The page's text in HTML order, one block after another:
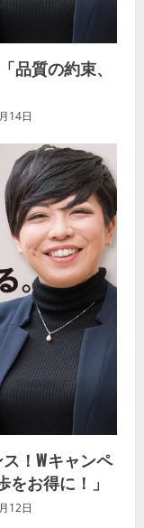
品質の約束、
14日
！Wキャンペ
お得に！」
12日